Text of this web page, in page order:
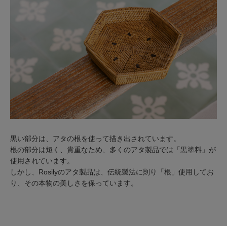
黒い部分は、アタの根を使って描き出されています。
根の部分は短く、貴重なため、多くのアタ製品では「黒塗料」が
使用されています。
しかし、Rosilyのアタ製品は、伝統製法に則り「根」使用してお
り、その本物の美しさを保っています。